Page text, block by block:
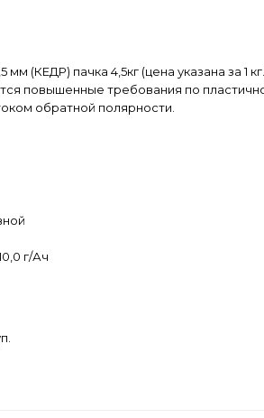
(КЕДР) пачка 4,5кг (цена указана за 1
повышенные требования по
обратной полярности.
г/Ач